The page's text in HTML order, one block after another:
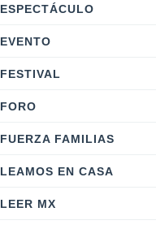
ESPECTÁCULO
EVENTO
FESTIVAL
FORO
FUERZA FAMILIAS
LEAMOS EN CASA
LEER MX